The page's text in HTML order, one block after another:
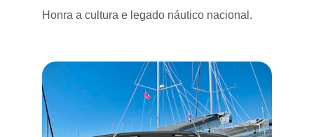
Honra a cultura e legado náutico nacional.